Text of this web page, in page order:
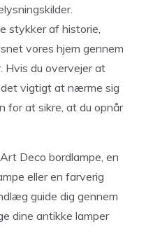
stykker af historie,
vores hjem gennem
Hvis du overvejer at
vigtigt at nærme sig
for at sikre, at du opnår
Deco bordlampe, en
eller en farverig
guide dig gennem
dine antikke lamper